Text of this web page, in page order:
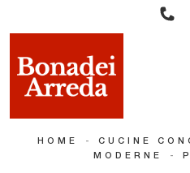
HOME - CUCINE
MODERNE
-